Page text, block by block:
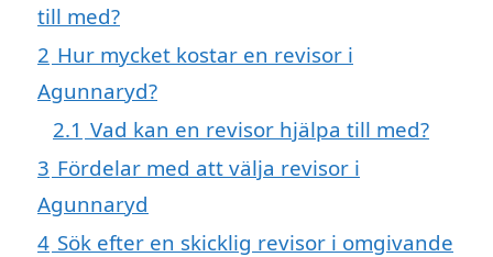
till med?
2 Hur mycket kostar en revisor i
Agunnaryd?
2.1 Vad kan en revisor hjälpa till med?
3 Fördelar med att välja revisor i
Agunnaryd
4 Sök efter en skicklig revisor i omgivande